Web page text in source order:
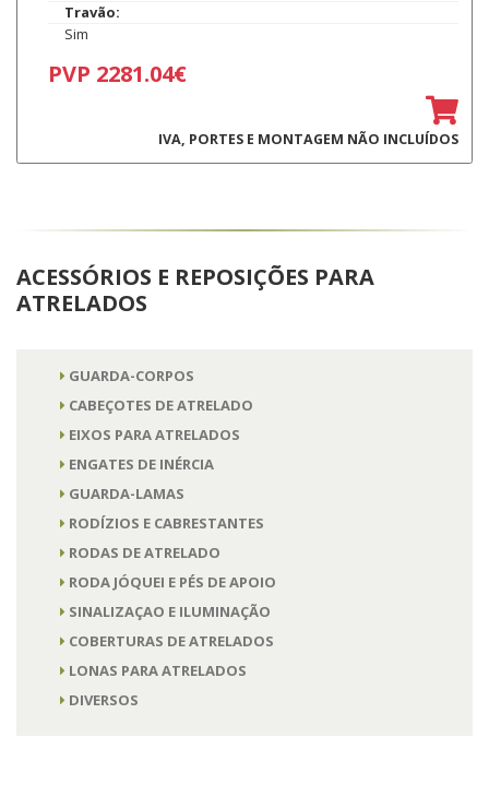
Travão:
Sim
PVP 2281.04€
IVA, PORTES E MONTAGEM NÃO INCLUÍDOS
ACESSÓRIOS E REPOSIÇÕES PARA
ATRELADOS
GUARDA-CORPOS
CABEÇOTES DE ATRELADO
EIXOS PARA ATRELADOS
ENGATES DE INÉRCIA
GUARDA-LAMAS
RODÍZIOS E CABRESTANTES
RODAS DE ATRELADO
RODA JÓQUEI E PÉS DE APOIO
SINALIZAÇAO E ILUMINAÇÃO
COBERTURAS DE ATRELADOS
LONAS PARA ATRELADOS
DIVERSOS